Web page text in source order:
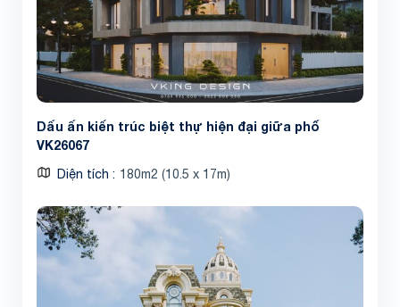
Dấu ấn kiến trúc biệt thự hiện đại giữa phố
VK26067
Diện tích 180m2 (10.5 x 17m)